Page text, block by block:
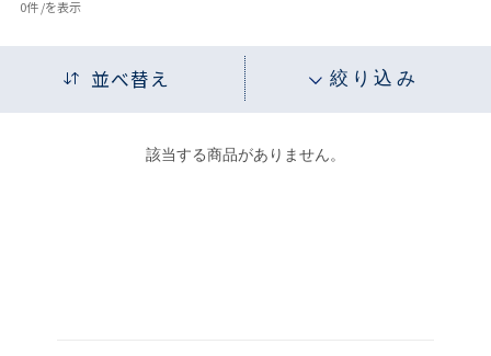
0件 /を表示
並べ替え 絞り込み
該当する商品がありません。